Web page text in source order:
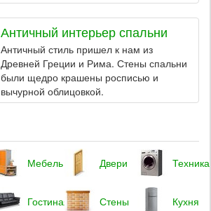
Античный интерьер спальни
Античный стиль пришел к нам из
Древней Греции и Рима. Стены спальни
были щедро крашены росписью и
вычурной облицовкой.
Мебель Двери Техника
Гостиная Стены Кухня